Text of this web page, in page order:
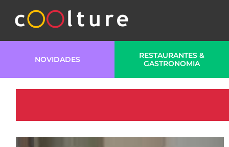
NOVIDADES
RESTAURANTES &
GASTRONOMIA